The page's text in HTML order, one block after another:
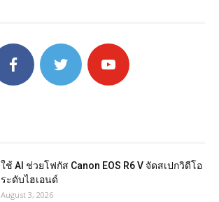
ใช้ AI ช่วยโฟกัส Canon EOS R6 V จัดสเปกวิดีโอ
ระดับไฮเอนด์
August 3, 2026